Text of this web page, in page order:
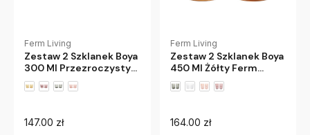
Ferm Living
Zestaw 2 Szklanek Boya
300 Ml Przezroczysty
Ferm Living
147.00 zł
Ferm Living
Zestaw 2 Szklanek Boya
450 Ml Żółty Ferm
Living
164.00 zł